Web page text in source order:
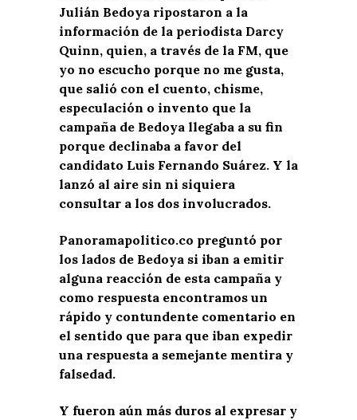
Julián Bedoya ripostaron a la
información de la periodista Darcy
Quinn, quien, a través de la FM, que
yo no escucho porque no me gusta,
que salió con el cuento, chisme,
especulación o invento que la
campaña de Bedoya llegaba a su fin
porque declinaba a favor del
candidato Luis Fernando Suárez. Y la
lanzó al aire sin ni siquiera
consultar a los dos involucrados.
Panoramapolitico.co preguntó por
los lados de Bedoya si iban a emitir
alguna reacción de esta campaña y
como respuesta encontramos un
rápido y contundente comentario en
el sentido que para que iban expedir
una respuesta a semejante mentira y
falsedad.
Y fueron aún más duros al expresar y